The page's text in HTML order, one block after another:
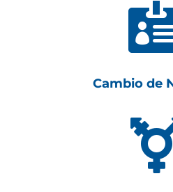
Cambio de